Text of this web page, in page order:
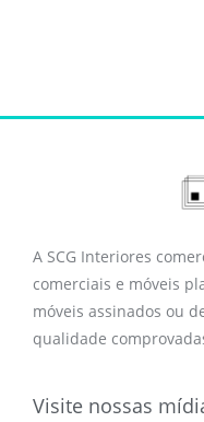
A SCG Interiores
comerciais e móveis
móveis assinados ou
qualidade
Visite nossas